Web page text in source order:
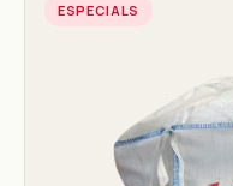
ESPECIALS